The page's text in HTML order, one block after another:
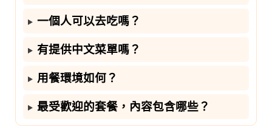
一個人可以去吃嗎？
有提供中文菜單嗎？
用餐環境如何？
最受歡迎的套餐，內容包含哪些？